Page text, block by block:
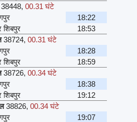
38448, 00.31 घंटे
18:22
शिबपुर
18:53
38724, 00.31 घंटे
18:28
शिबपुर
18:59
38726, 00.34 घंटे
18:38
शिबपुर
19:12
38826, 00.34 घंटे
19:07